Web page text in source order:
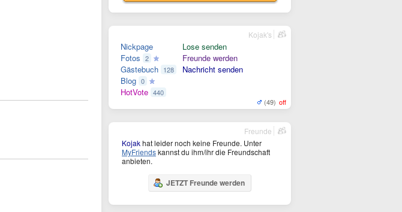
Nickpage
Fotos 2
Gästebuch 128
Blog 0
HotVote 440
Lose senden
Freunde werden
Nachricht senden
(49) off
Kojak's
Kojakhat leider noch keine Freunde. Unter
MyFriendskannst du ihm/ihr die Freundschaft
anbieten.
JETZT Freunde werden
Freunde